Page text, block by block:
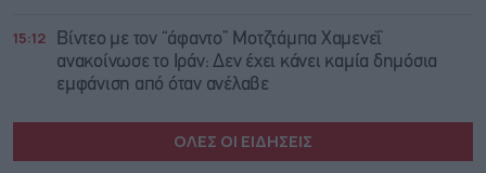
15:12
Βίντεο με τον “άφαντο” Μοτζτάμπα Χαμενεΐ
ανακοίνωσε το Ιράν: Δεν έχει κάνει καμία δημόσια
εμφάνιση από όταν ανέλαβε
ΟΛΕΣ ΟΙ ΕΙΔΗΣΕΙΣ